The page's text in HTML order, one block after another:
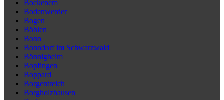
Bockenem
Bodenwerder
Bogen
Böhlen
Bonn
Bonndorf im Schwarzwald
Bönnigheim
Bopfingen
Boppard
Borgentreich
Borgholzhausen